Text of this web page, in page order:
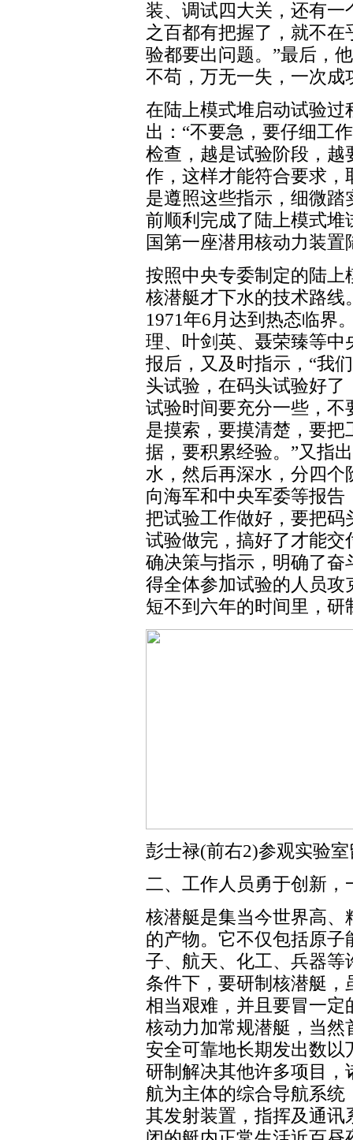
装、调试四大关，还有
之百都有把握了，就不
验都要出问题。”最后，
不苟，万无一失，一次成
在陆上模式堆启动试验
出：“不要急，要仔细工
检查，越是试验阶段，
作，这样才能符合要求，
是遵照这些指示，细微
前顺利完成了陆上模式堆
国第一座潜用核动力装
按照中央专委制定的陆
核潜艇才下水的技术路
1971年6月达到热态临界
理、叶剑英、聂荣臻等
报后，又及时指示，“我
头试验，在码头试验好
试验时间要充分一些，
是摸索，要摸清楚，要
据，要积累经验。”又指
水，然后再深水，分四
向海军和中央军委等报
把试验工作做好，要把
试验做完，搞好了才能交
确决策与指示，明确了
得全体参加试验的人员
短不到六年的时间里，
彭士禄(前右2)参观实验
二、工作人员勇于创新，
核潜艇是集当今世界高
的产物。它不仅包括原
子、航天、化工、兵器
条件下，要研制核潜艇
相当艰难，并且要冒一
核动力加常规潜艇，当
安全可靠地长期发出数
研制解决其他许多项目
航为主体的综合导航系
其发射装置，指挥及通